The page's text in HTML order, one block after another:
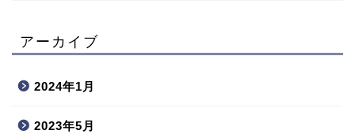
アーカイブ
2024年1月
2023年5月